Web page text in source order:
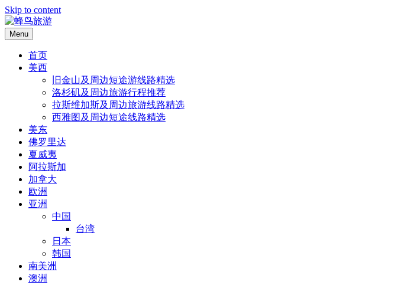
Skip to content
Menu
首页
美西
旧金山及周边短途游线路精选
洛杉矶及周边旅游行程推荐
拉斯维加斯及周边旅游线路精选
西雅图及周边短途线路精选
美东
佛罗里达
夏威夷
阿拉斯加
加拿大
欧洲
亚洲
中国
台湾
日本
韩国
南美洲
澳洲